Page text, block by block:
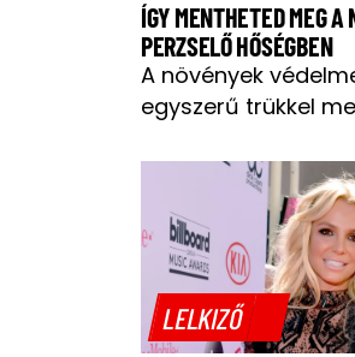
ÍGY MENTHETED MEG A
PERZSELŐ HŐSÉGBEN
A növények
egyszerű trükkel
LELKIZŐ